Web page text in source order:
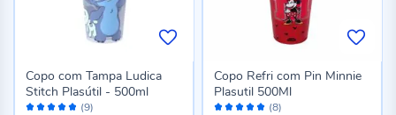
Avaliação: (9)
Copo com Tampa Ludica
Stitch Plasútil - 500ml
Avaliação: (8)
Copo Refri com Pin Minnie
Plasutil 500Ml